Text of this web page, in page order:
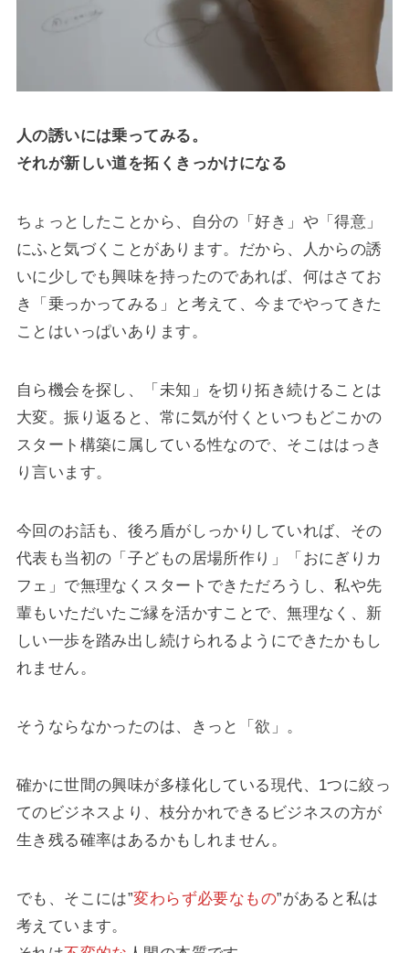
人の誘いには乗ってみる。
それが新しい道を拓くきっかけになる
ちょっとしたことから、自分の「好き」や「得意」
にふと気づくことがあります。だから、人からの誘
いに少しでも興味を持ったのであれば、何はさてお
き「乗っかってみる」と考えて、今までやってきた
ことはいっぱいあります。
自ら機会を探し、「未知」を切り拓き続けることは
大変。振り返ると、常に気が付くといつもどこかの
スタート構築に属している性なので、そこははっき
り言います。
今回のお話も、後ろ盾がしっかりしていれば、その
代表も当初の「子どもの居場所作り」「おにぎりカ
フェ」で無理なくスタートできただろうし、私や先
輩もいただいたご縁を活かすことで、無理なく、新
しい一歩を踏み出し続けられるようにできたかもし
れません。
そうならなかったのは、きっと「欲」。
確かに世間の興味が多様化している現代、1つに絞っ
てのビジネスより、枝分かれできるビジネスの方が
生き残る確率はあるかもしれません。
でも、そこには”変わらず必要なもの”があると私は
考えています。